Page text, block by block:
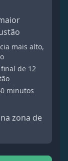
mais alto,
de 12
minutos
zona de